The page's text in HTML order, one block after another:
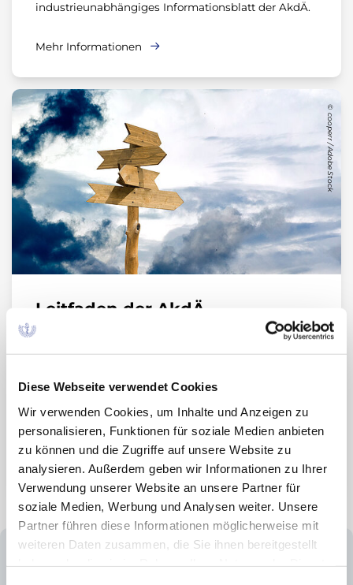
Diese Webseite verwendet Cookies
Wir verwenden Cookies, um Inhalte und Anzeigen zu
personalisieren, Funktionen für soziale Medien anbieten
zu können und die Zugriffe auf unsere Website zu
analysieren. Außerdem geben wir Informationen zu Ihrer
Verwendung unserer Website an unsere Partner für
soziale Medien, Werbung und Analysen weiter. Unsere
Partner führen diese Informationen möglicherweise mit
weiteren Daten zusammen, die Sie ihnen bereitgestellt
industrieunabhängiges Informationsblatt der AkdÄ.
Mehr Informationen
cooperr / Adobe Stock
Leitfaden der AkdÄ
Ein Leitfaden der AkdÄ ist eine kurz gefasste
AkdÄ zu aktuellen Themen der Arzneimitteltherapie
und wird in interdisziplinären Arbeitsgruppen durch
Experten der jeweils relevanten Fachgebiete erstellt.
Mehr Informationen